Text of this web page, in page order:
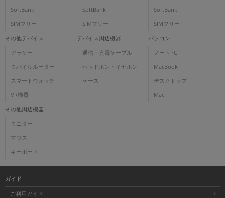
SoftBank
SIMフリー
SoftBank
SIMフリー
SoftBank
SIMフリー
その他デバイス
ガラケー
モバイルルーター
スマートウォッチ
VR機器
デバイス周辺機器
通信・充電ケーブル
ヘッドホン・イヤホン
ケース
パソコン
ノートPC
MacBook
デスクトップ
Mac
その他周辺機器
モニター
マウス
キーボード
ガイド
ご利用ガイド